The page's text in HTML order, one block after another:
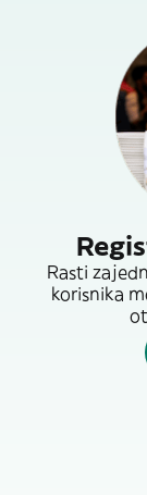
Rasti
korisnika